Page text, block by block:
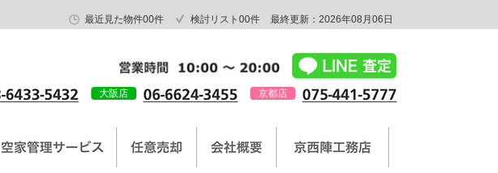
最近見た物件00件 検討リスト 00件 最終更新：2026年08月06日
大阪店 京都店